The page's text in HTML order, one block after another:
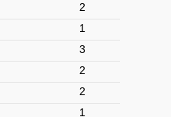
2
1
3
2
2
1